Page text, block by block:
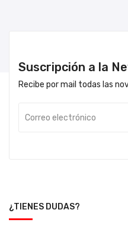
Suscripción a la
Recibe por mail todas las
¿TIENES DUDAS?